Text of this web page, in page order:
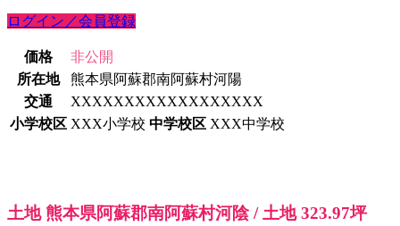
ログイン／会員登録
価格
非公開
所在地
熊本県阿蘇郡南阿蘇村河陽
交通
XXXXXXXXXXXXXXXXXX
小学校区 XXX小学校 中学校区 XXX中学校
土地 熊本県阿蘇郡南阿蘇村河陰 / 土地 323.97坪